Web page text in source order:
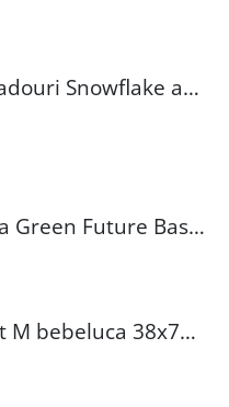
Sac pentru cadouri Snowflake and Heart 150x200 cm poliester rosu alb Decoris
Topper Saltea Green Future Basic Confort 80x190 cm Spuma Poliuretanica Elastica Husa PES 100%
Saltea infasat M bebeluca 38x70 cm spuma PVC lavabila pentru confort si siguranta bebelusului